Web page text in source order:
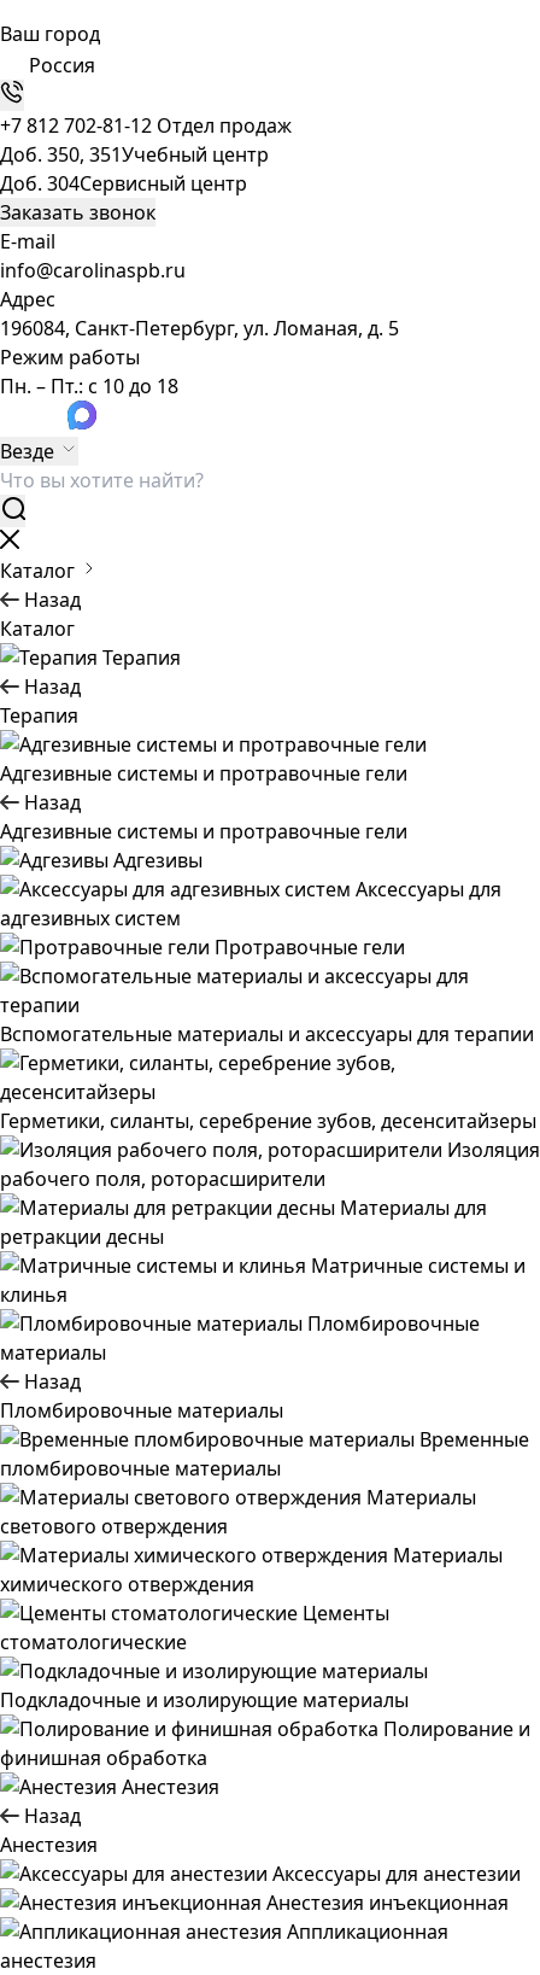
Ваш город
Россия
+7 812 702-81-12 Отдел продаж
Доб. 350, 351Учебный центр
Доб. 304Сервисный центр
Заказать звонок
E-mail
info@carolinaspb.ru
Адрес
196084, Санкт-Петербург, ул. Ломаная, д. 5
Режим работы
Пн. – Пт.: с 10 до 18
Везде
Каталог
Назад
Каталог
Терапия
Назад
Терапия
Адгезивные системы и протравочные гели
Назад
Адгезивные системы и протравочные гели
Адгезивы
Аксессуары для
адгезивных систем
Протравочные гели
Вспомогательные материалы и аксессуары для терапии
Герметики, силанты, серебрение зубов, десенситайзеры
Изоляция
рабочего поля, роторасширители
Материалы для
ретракции десны
Матричные системы и
клинья
Пломбировочные
материалы
Назад
Пломбировочные материалы
Временные
пломбировочные материалы
Материалы
светового отверждения
Материалы
химического отверждения
Цементы
стоматологические
Подкладочные и изолирующие материалы
Полирование и
финишная обработка
Анестезия
Назад
Анестезия
Аксессуары для анестезии
Анестезия инъекционная
Аппликационная
анестезия